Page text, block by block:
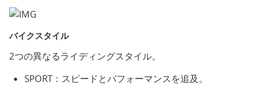
バイクスタイル
2つの異なるライディングスタイル。
SPORT：スピードとパフォーマンスを追及。